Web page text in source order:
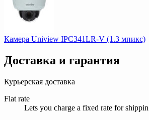
Камера Uniview IPC341LR-V (1.3 мпикс)
Доставка и гарантия
Курьерская доставка
Flat rate
Lets you charge a fixed rate for